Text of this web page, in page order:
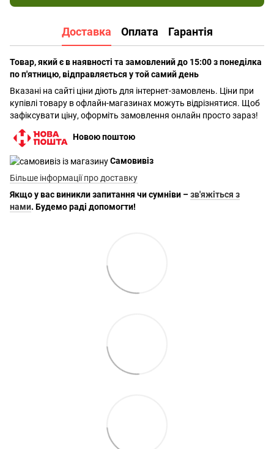
Доставка Оплата Гарантія
Товар, який є в наявності та замовлений до 15:00 з понеділка
по п'ятницю, відправляється у той самий день
Вказані на сайті ціни діють для інтернет-замовлень. Ціни при
купівлі товару в офлайн-магазинах можуть відрізнятися. Щоб
зафіксувати ціну, оформіть замовлення онлайн просто зараз!
Новою поштою
Самовивіз
Більше інформації про доставку
Якщо у вас виникли запитання чи сумніви –зв'яжіться з
нами. Будемо раді допомогти!